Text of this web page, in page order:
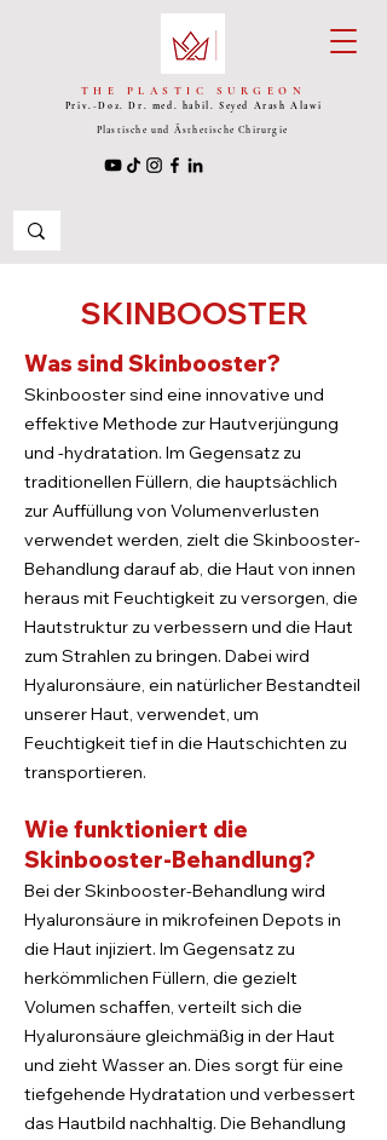
THE PLASTIC SURGEON
Priv.-Doz. Dr. med. habil. Seyed Arash Alawi
Plastische und Ästhetische Chirurgie
SKINBOOSTER
Was sind Skinbooster?
Skinbooster sind eine innovative und
effektive Methode zur Hautverjüngung
und -hydratation. Im Gegensatz zu
traditionellen Füllern, die hauptsächlich
zur Auffüllung von Volumenverlusten
verwendet werden, zielt die Skinbooster-
Behandlung darauf ab, die Haut von innen
heraus mit Feuchtigkeit zu versorgen, die
Hautstruktur zu verbessern und die Haut
zum Strahlen zu bringen. Dabei wird
Hyaluronsäure, ein natürlicher Bestandteil
unserer Haut, verwendet, um
Feuchtigkeit tief in die Hautschichten zu
transportieren.
Wie funktioniert die
Skinbooster-Behandlung?
Bei der Skinbooster-Behandlung wird
Hyaluronsäure in mikrofeinen Depots in
die Haut injiziert. Im Gegensatz zu
herkömmlichen Füllern, die gezielt
Volumen schaffen, verteilt sich die
Hyaluronsäure gleichmäßig in der Haut
und zieht Wasser an. Dies sorgt für eine
tiefgehende Hydratation und verbessert
das Hautbild nachhaltig. Die Behandlung